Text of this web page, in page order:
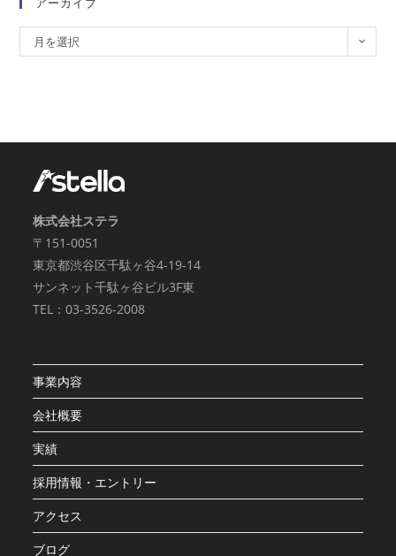
月を選択
株式会社ステラ
〒151-0051
東京都渋谷区千駄ヶ谷4-19-14
サンネット千駄ヶ谷ビル3F東
TEL：03-3526-2008
事業内容
会社概要
実績
採用情報・エントリー
アクセス
ブログ